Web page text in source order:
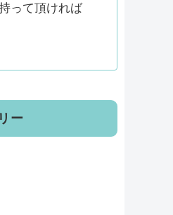
って頂ければ
ー